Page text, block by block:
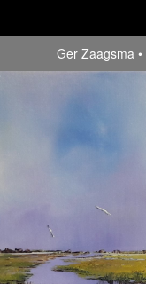
Ger Zaagsma